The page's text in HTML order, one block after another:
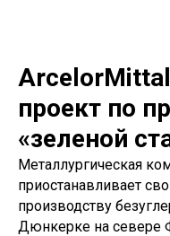
проект по
«зеленой
Металлургическая
приостанавливает
производству
Дюнкерке на севере